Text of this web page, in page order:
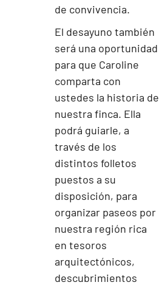
de convivencia.
El desayuno también
será una oportunidad
para que Caroline
comparta con
ustedes la historia de
nuestra finca. Ella
podrá guiarle, a
través de los
distintos folletos
puestos a su
disposición, para
organizar paseos por
nuestra región rica
en tesoros
arquitectónicos,
descubrimientos